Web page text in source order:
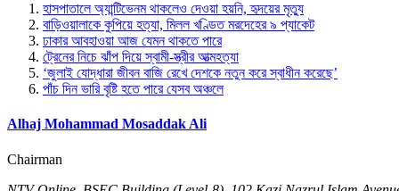
হাসপাতালে অ্যান্টিভেনম থাকলেও দেওয়া হয়নি, হৃদয়ের মৃত্যু
বাড়িওয়ালাকে কুপিয়ে হত্যা, মিলল খণ্ডিত মরদেহের ৯ প্যাকেট
ঢাকার আবহাওয়া আজ যেমন থাকতে পারে
ট্রেনের নিচে ঝাঁপ দিয়ে স্বামী-স্ত্রীর আত্মহত্যা
‘জুলাই যোদ্ধারা জীবন বাজি রেখে দেশকে নতুন করে স্বাধীন করেছে’
পাঁচ দিন ভারি বৃষ্টি হতে পারে যেসব অঞ্চলে
Alhaj Mohammad Mosaddak Ali
Chairman